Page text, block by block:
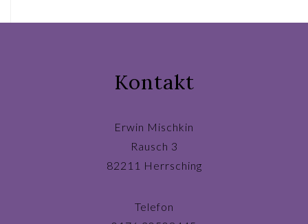
navigation
Kontakt
Erwin Mischkin
Rausch 3
82211 Herrsching
Telefon